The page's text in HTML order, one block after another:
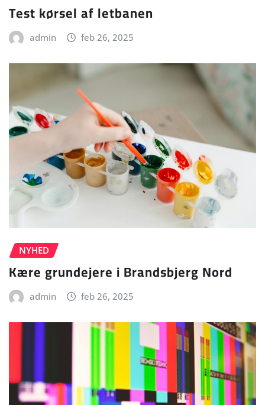
Test kørsel af letbanen
admin feb 26, 2025
NYHED
Kære grundejere i Brandsbjerg Nord
admin feb 26, 2025